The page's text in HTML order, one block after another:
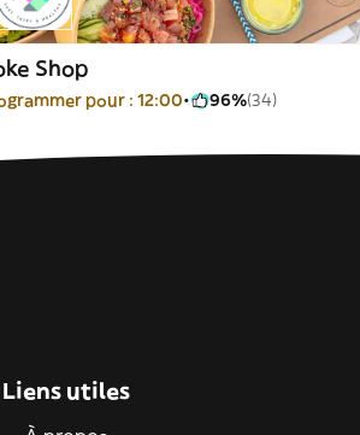
Shop
pour : 12:00 96%(34)
Liens utiles